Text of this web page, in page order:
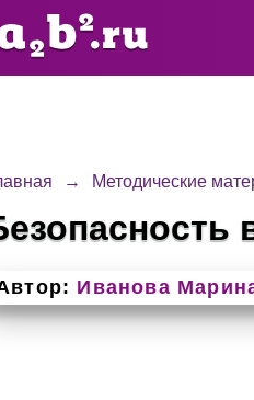
→ Методические
Иванова